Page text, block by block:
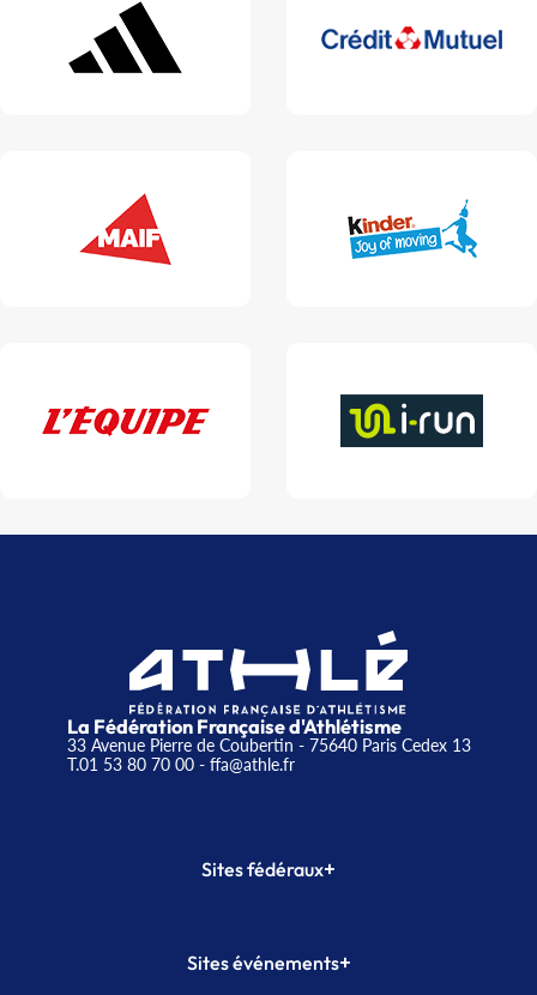
La Fédération Française d'Athlétisme
33 Avenue Pierre de Coubertin - 75640 Paris Cedex 13
T.01 53 80 70 00- ffa@athle.fr
Sites fédéraux+
Plateforme Formation
Sites événements+